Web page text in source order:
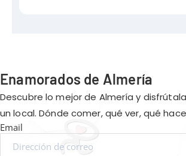
Enamorados de Almería
Descubre lo mejor de Almería y
un local. Dónde comer, qué ver, qué
Email